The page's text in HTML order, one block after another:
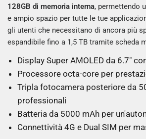
128GB di memoria interna, permettendo
e ampio spazio per tutte le tue
gli utenti che necessitano di ancora più
espandibile fino a 1,5 TB tramite scheda
Display Super AMOLED da 6.7"
Processore octa-core per
Tripla fotocamera posteriore da
professionali
Batteria da 5000 mAh per
Connettività 4G e Dual SIM per